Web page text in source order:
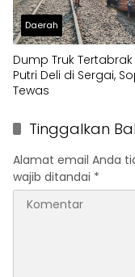
Daerah
Dump Truk Tertabrak
Putri Deli di Sergai,
Tewas
Tinggalkan
Alamat email Anda
wajib ditandai *